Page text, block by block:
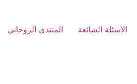
الأسئلة الشائعة المنتدى الروحاني